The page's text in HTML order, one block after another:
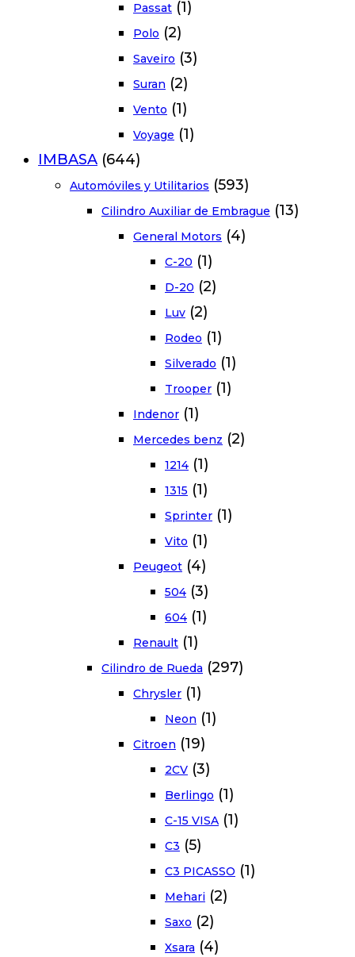
Passat (1)
Polo (2)
Saveiro (3)
Suran (2)
Vento (1)
Voyage (1)
IMBASA (644)
Automóviles y Utilitarios (593)
Cilindro Auxiliar de Embrague (13)
General Motors (4)
C-20 (1)
D-20 (2)
Luv (2)
Rodeo (1)
Silverado (1)
Trooper (1)
Indenor (1)
Mercedes benz (2)
1214 (1)
1315 (1)
Sprinter (1)
Vito (1)
Peugeot (4)
504 (3)
604 (1)
Renault (1)
Cilindro de Rueda (297)
Chrysler (1)
Neon (1)
Citroen (19)
2CV (3)
Berlingo (1)
C-15 VISA (1)
C3 (5)
C3 PICASSO (1)
Mehari (2)
Saxo (2)
Xsara (4)